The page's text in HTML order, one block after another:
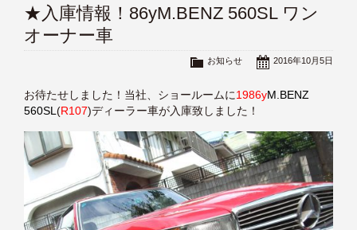
★入庫情報！86yM.BENZ 560SL ワン
オーナー車
2016年10月5日
お知らせ
お待たせしました！当社、ショールームに1986yM.BENZ
560SL (R107)ディーラー車が入庫致しました！